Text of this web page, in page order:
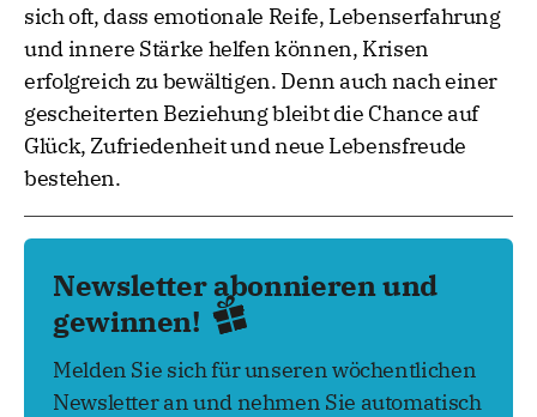
sich oft, dass emotionale Reife, Lebenserfahrung
und innere Stärke helfen können, Krisen
erfolgreich zu bewältigen. Denn auch nach einer
gescheiterten Beziehung bleibt die Chance auf
Glück, Zufriedenheit und neue Lebensfreude
bestehen.
Newsletter abonnieren und
gewinnen!
Melden Sie sich für unseren wöchentlichen
Newsletter an und nehmen Sie automatisch